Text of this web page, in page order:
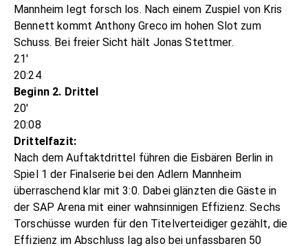
Mannheim legt forsch los. Nach einem Zuspiel von Kris
Bennett kommt Anthony Greco im hohen Slot zum
Schuss. Bei freier Sicht hält Jonas Stettmer.
21'
20:24
Beginn 2. Drittel
20'
20:08
Drittelfazit:
Nach dem Auftaktdrittel führen die Eisbären Berlin in
Spiel 1 der Finalserie bei den Adlern Mannheim
überraschend klar mit 3:0. Dabei glänzten die Gäste in
der SAP Arena mit einer wahnsinnigen Effizienz. Sechs
Torschüsse wurden für den Titelverteidiger gezählt, die
Effizienz im Abschluss lag also bei unfassbaren 50